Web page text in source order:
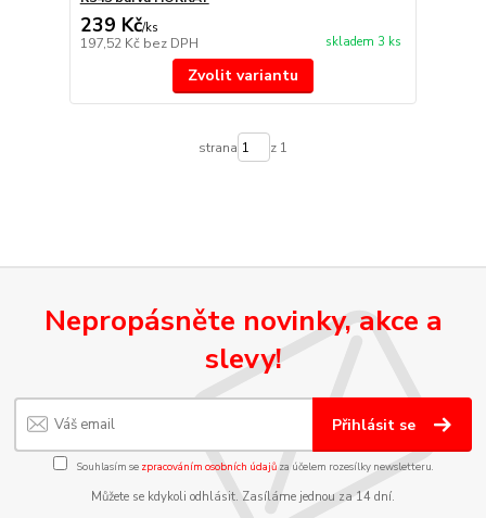
239 Kč/ks
197,52 Kč bez DPH skladem 3 ks
Zvolit variantu
strana z 1
Nepropásněte novinky, akce a
slevy!
Přihlásit se
Souhlasím se zpracováním osobních údajůza účelem rozesílky newsletteru.
Můžete se kdykoli odhlásit. Zasíláme jednou za 14 dní.